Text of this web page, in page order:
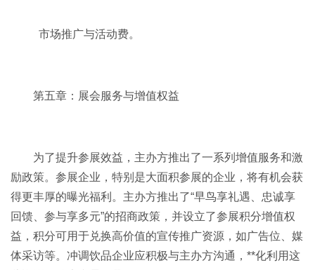
市场推广与活动费。
第五章：展会服务与增值权益
为了提升参展效益，主办方推出了一系列增值服务和激
励政策。参展企业，特别是大面积参展的企业，将有机会获
得更丰厚的曝光福利。主办方推出了“早鸟享礼遇、忠诚享
回馈、参与享多元”的招商政策，并设立了参展积分增值权
益，积分可用于兑换高价值的宣传推广资源，如广告位、媒
体采访等。冲调饮品企业应积极与主办方沟通，**化利用这